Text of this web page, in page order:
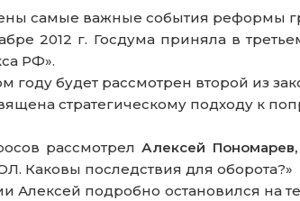
самые важные события реформы
2012 г. Госдума приняла в
РФ».
году будет рассмотрен второй из
стратегическому подходу к
рассмотрелАлексей
Каковы последствия для оборота?»
Алексей подробно остановился на